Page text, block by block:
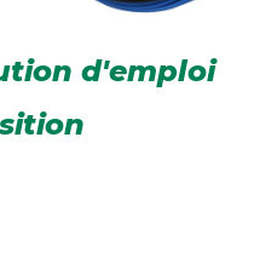
d'emploi